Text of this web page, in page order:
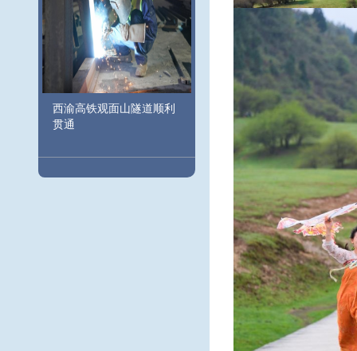
西渝高铁观面山隧道顺利
贯通